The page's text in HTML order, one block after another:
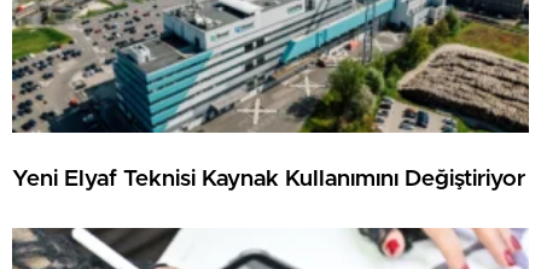
Yeni Elyaf Teknisi Kaynak Kullanımını Değiştiriyor